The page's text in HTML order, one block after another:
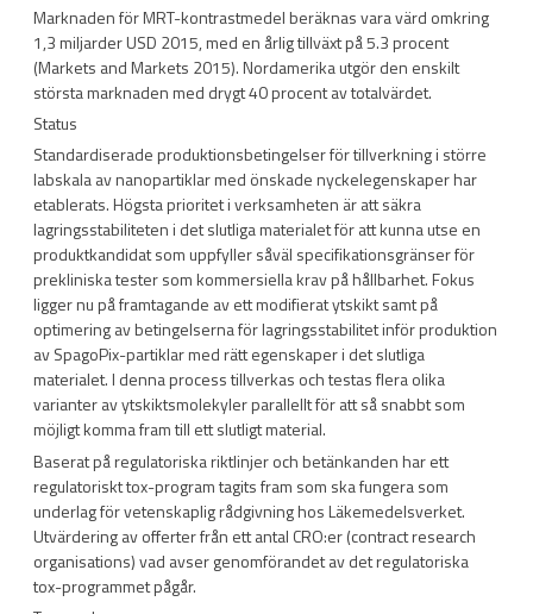
Marknaden för MRT-kontrastmedel beräknas vara värd omkring
1,3 miljarder USD 2015, med en årlig tillväxt på 5.3 procent
(Markets and Markets 2015). Nordamerika utgör den enskilt
största marknaden med drygt 40 procent av totalvärdet.
Status
Standardiserade produktionsbetingelser för tillverkning i större
labskala av nanopartiklar med önskade nyckelegenskaper har
etablerats. Högsta prioritet i verksamheten är att säkra
lagringsstabiliteten i det slutliga materialet för att kunna utse en
produktkandidat som uppfyller såväl specifikationsgränser för
prekliniska tester som kommersiella krav på hållbarhet. Fokus
ligger nu på framtagande av ett modifierat ytskikt samt på
optimering av betingelserna för lagringsstabilitet inför produktion
av SpagoPix-partiklar med rätt egenskaper i det slutliga
materialet. I denna process tillverkas och testas flera olika
varianter av ytskiktsmolekyler parallellt för att så snabbt som
möjligt komma fram till ett slutligt material.
Baserat på regulatoriska riktlinjer och betänkanden har ett
regulatoriskt tox-program tagits fram som ska fungera som
underlag för vetenskaplig rådgivning hos Läkemedelsverket.
Utvärdering av offerter från ett antal CRO:er (contract research
organisations) vad avser genomförandet av det regulatoriska
tox-programmet pågår.